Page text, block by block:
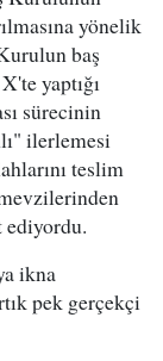
yönelik
baş
yaptığı
sürecinin
ilerlemesi
teslim
ediyordu.
ikna
pek gerçekçi